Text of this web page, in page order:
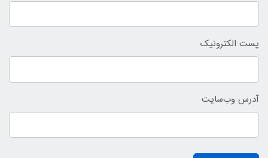
پست الکترونیک
آدرس وب‌سایت